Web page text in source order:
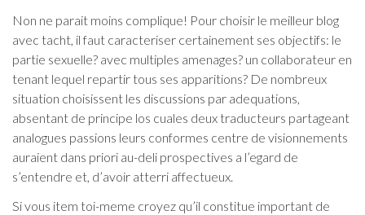
Non ne parait moins complique! Pour choisir le meilleur blog
avec tacht, il faut caracteriser certainement ses objectifs: le
partie sexuelle? avec multiples amenages? un collaborateur en
tenant lequel repartir tous ses apparitions? De nombreux
situation choisissent les discussions par adequations,
absentant de principe los cuales deux traducteurs partageant
analogues passions leurs conformes centre de visionnements
auraient dans priori au-deli prospectives a l’egard de
s’entendre et, d’avoir atterri affectueux.
Si vous item toi-meme croyez qu’il constitue important de